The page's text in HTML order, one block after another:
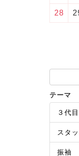
28
テーマ
３代
スタ
振袖